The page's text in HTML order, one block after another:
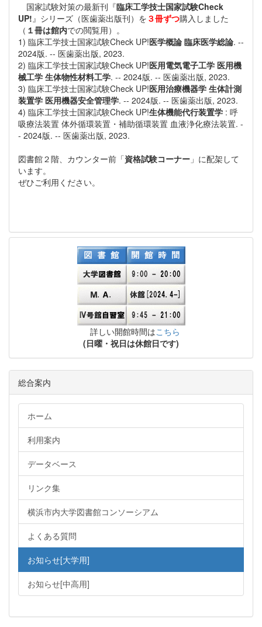
国家試験対策の最新刊『臨床工学技士国家試験Check
UP!』シリーズ（医歯薬出版刊）を ３冊ずつ購入しました
（ １冊は館内での閲覧用）。
1) 臨床工学技士国家試験Check UP!医学概論 臨床医学総論. --
2024版. -- 医歯薬出版, 2023.
2) 臨床工学技士国家試験Check UP!医用電気電子工学 医用機
械工学 生体物性材料工学. -- 2024版. -- 医歯薬出版, 2023.
3) 臨床工学技士国家試験Check UP!医用治療機器学 生体計測
装置学 医用機器安全管理学. -- 2024版. -- 医歯薬出版, 2023.
4) 臨床工学技士国家試験Check UP!生体機能代行装置学 : 呼
吸療法装置 体外循環装置・補助循環装置 血液浄化療法装置. -
- 2024版. -- 医歯薬出版, 2023.
図書館２階、カウンター前「資格試験コーナー 」に配架して
います。
ぜひご利用ください。
詳しい開館時間はこちら
(日曜・祝日は休館日です)
総合案内
ホーム
利用案内
データベース
リンク集
横浜市内大学図書館コンソーシアム
よくある質問
お知らせ[大学用]
お知らせ[中高用]